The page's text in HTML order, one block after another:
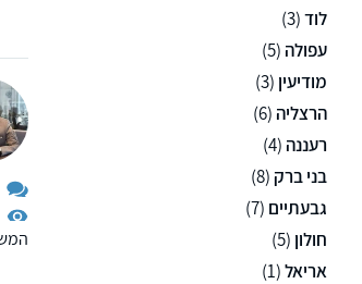
לוד(3)
עפולה (5)
מודיעין (3)
הרצליה (6)
רעננה (4)
בני ברק(8)
גבעתיים (7)
חולון (5)
אריאל(1)